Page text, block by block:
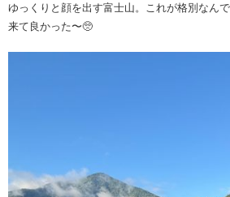
ゆっくりと顔を出す富士山。これが格別なんで
来て良かった〜🥺